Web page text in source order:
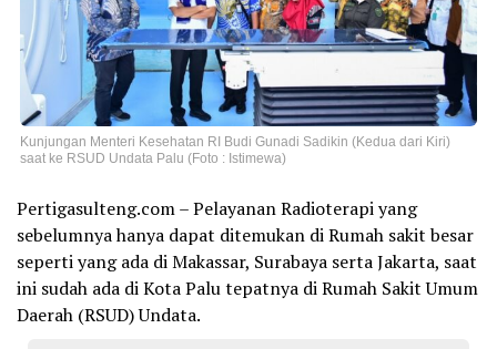
Kunjungan Menteri Kesehatan RI Budi Gunadi Sadikin (Kedua dari Kiri)
saat ke RSUD Undata Palu (Foto : Istimewa)
Pertigasulteng.com – Pelayanan Radioterapi yang
sebelumnya hanya dapat ditemukan di Rumah sakit besar
seperti yang ada di Makassar, Surabaya serta Jakarta, saat
ini sudah ada di Kota Palu tepatnya di Rumah Sakit Umum
Daerah (RSUD) Undata.